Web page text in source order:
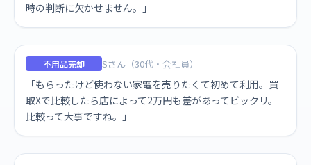
時の判断に欠かせません。」
不用品売却 Sさん（30代・会社員）
「もらったけど使わない家電を売りたくて初めて利用。買
取Xで比較したら店によって2万円も差があってビックリ。
比較って大事ですね。」